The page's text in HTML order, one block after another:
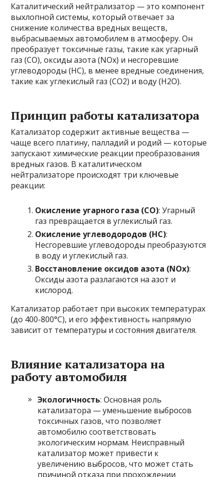
Каталитический нейтрализатор — это компонент
выхлопной системы, который отвечает за
снижение количества вредных веществ,
выбрасываемых автомобилем в атмосферу. Он
преобразует токсичные газы, такие как угарный
газ (CO), оксиды азота (NOx) и несгоревшие
углеводороды (HC), в менее вредные соединения,
такие как углекислый газ (CO2) и воду (H2O).
Принцип работы катализатора
Катализатор содержит активные вещества —
чаще всего платину, палладий и родий — которые
запускают химические реакции преобразования
вредных газов. В каталитическом
нейтрализаторе происходят три ключевые
реакции:
Окисление угарного газа (CO): Угарный
газ превращается в углекислый газ.
Окисление углеводородов (HC):
Несгоревшие углеводороды преобразуются
в воду и углекислый газ.
Восстановление оксидов азота (NOx):
Оксиды азота разлагаются на азот и
кислород.
Катализатор работает при высоких температурах
(до 400-800°C), и его эффективность напрямую
зависит от температуры и состояния двигателя.
Влияние катализатора на
работу автомобиля
Экологичность: Основная роль
катализатора — уменьшение выбросов
токсичных газов, что позволяет
автомобилю соответствовать
экологическим нормам. Неисправный
катализатор может привести к
увеличению выбросов, что может стать
причиной отказа при прохождении